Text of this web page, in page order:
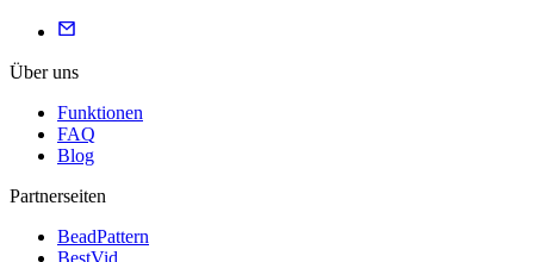
Über uns
Funktionen
FAQ
Blog
Partnerseiten
BeadPattern
BestVid